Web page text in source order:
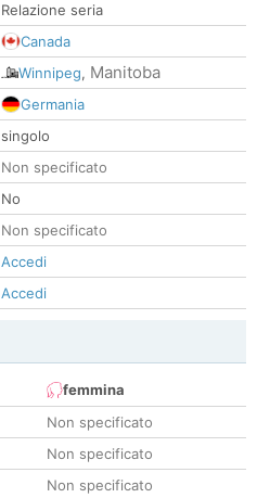
Relazione seria
Canada
Winnipeg, Manitoba
Germania
singolo
Non specificato
No
Non specificato
Accedi
Accedi
femmina
Non specificato
Non specificato
Non specificato